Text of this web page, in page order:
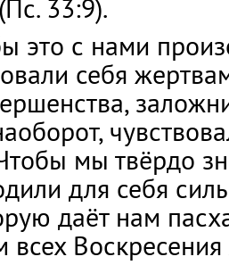
(Пс. 33:9).
это с нами
себя
мы твёрдо
для себя
даёт нам
всех